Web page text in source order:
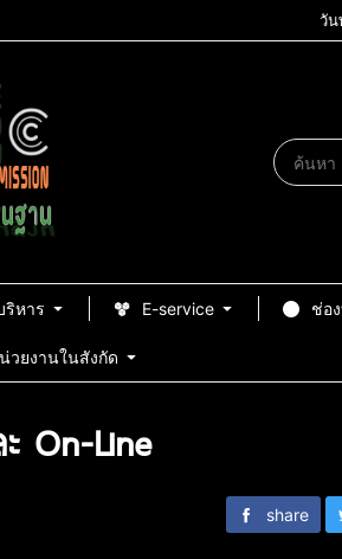
วัน
ริหาร E-service ช่อ
วยงานในสังกัด
On-Line
share